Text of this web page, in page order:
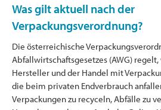
Was gilt aktuell nach der
Verpackungsverordnung?
Die österreichische
Abfallwirtschaftsgesetzes (AWG)
Hersteller und der Handel mit
die beim privaten Endverbrauch
Verpackungen zu recyceln, Abfälle zu